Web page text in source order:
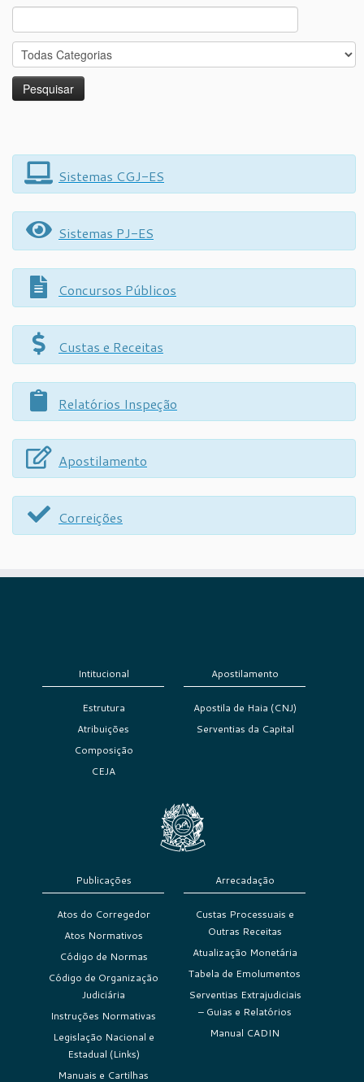
for:
Sistemas CGJ-ES
Sistemas PJ-ES
Concursos Públicos
Custas e Receitas
Relatórios Inspeção
Apostilamento
Correições
Intitucional
Estrutura
Atribuições
Composição
CEJA
Apostilamento
Apostila de Haia (CNJ)
Serventias da Capital
Publicações
Atos do Corregedor
Atos Normativos
Código de Normas
Código de Organização
Judiciária
Instruções Normativas
Legislação Nacional e
Estadual (Links)
Manuais e Cartilhas
Arrecadação
Custas Processuais e
Outras Receitas
Atualização Monetária
Tabela de Emolumentos
Serventias Extrajudiciais
– Guias e Relatórios
Manual CADIN